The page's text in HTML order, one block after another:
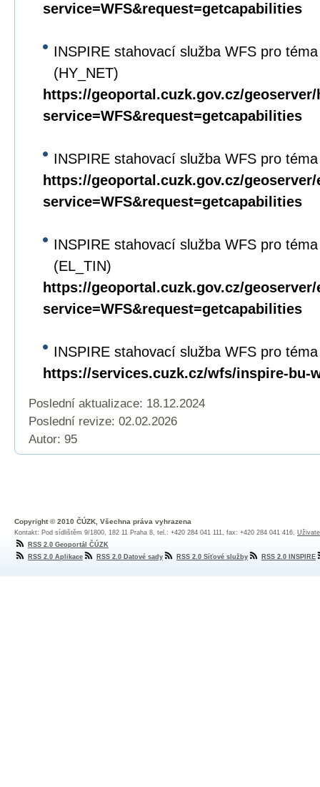
service=WFS&request=getcapabilities
INSPIRE stahovací služba WFS pro
(HY_NET)
https://geoportal.cuzk.gov.cz/
service=WFS&request=getcapabilities
INSPIRE stahovací služba WFS pro
https://geoportal.cuzk.gov.cz/
service=WFS&request=getcapabilities
INSPIRE stahovací služba WFS pro
(EL_TIN)
https://geoportal.cuzk.gov.cz/
service=WFS&request=getcapabilities
INSPIRE stahovací služba WFS pro
https://services.cuzk.cz/wfs/inspire-bu-
Poslední aktualizace: 18.12.2024
Poslední revize: 02.02.2026
Autor: 95
Copyright © 2010 ČÚZK, Všechna práva vyhrazena
Kontakt: Pod sídlištěm 9/1800, 182 11 Praha 8, tel.: +420 284 041 111, fax: +420 284 041 416,
RSS 2.0 Geoportál ČÚZK
RSS 2.0 Aplikace
RSS 2.0 Datové sady RSS 2.0 Síťové služby RSS 2.0 INSPIRE